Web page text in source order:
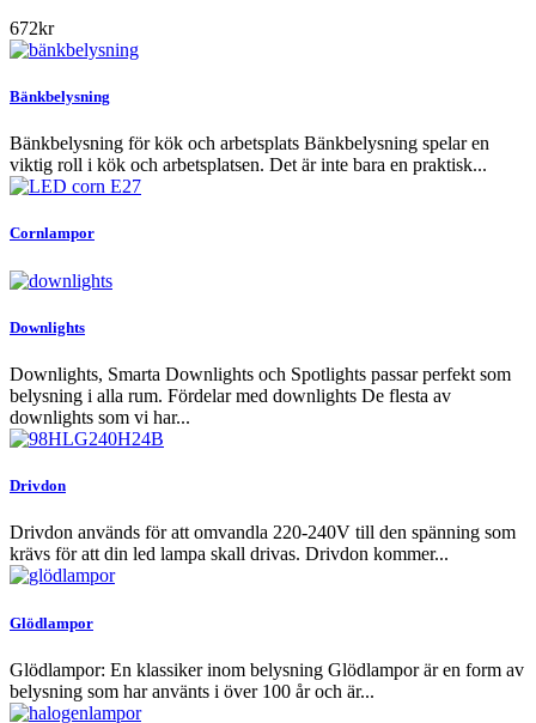
672kr
Bänkbelysning
Bänkbelysning för kök och arbetsplats Bänkbelysning spelar en
viktig roll i kök och arbetsplatsen. Det är inte bara en praktisk...
Cornlampor
Downlights
Downlights, Smarta Downlights och Spotlights passar perfekt som
belysning i alla rum. Fördelar med downlights De flesta av
downlights som vi har...
Drivdon
Drivdon används för att omvandla 220-240V till den spänning som
krävs för att din led lampa skall drivas. Drivdon kommer...
Glödlampor
Glödlampor: En klassiker inom belysning Glödlampor är en form av
belysning som har använts i över 100 år och är...